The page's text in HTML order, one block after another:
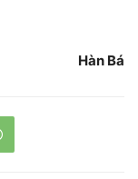
Hàn Bá